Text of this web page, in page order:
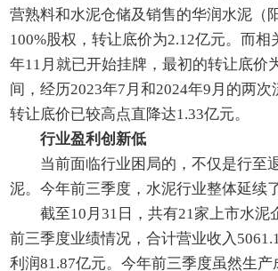
营熟料和水泥仓储及销售的华润水泥（
100%股权，转让底价为2.12亿元。而相
年11月就已开始挂牌，最初的转让底价
间，经历2023年7月和2024年9月的两
转让底价已较高点直降达1.33亿元。
行业盈利创新低
当前面临行业困局的，不仅是行至
泥。今年前三季度，水泥行业整体延续
截至10月31日，共有21家上市水泥
前三季度业绩情况，合计营业收入
利润81.87亿元。今年前三季度虽然生产